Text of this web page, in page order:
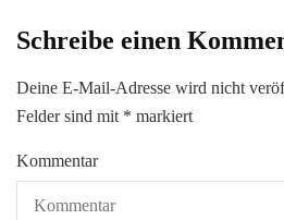
Schreibe einen
Deine E-Mail-Adresse wird nicht
Felder sind mit * markiert
Kommentar